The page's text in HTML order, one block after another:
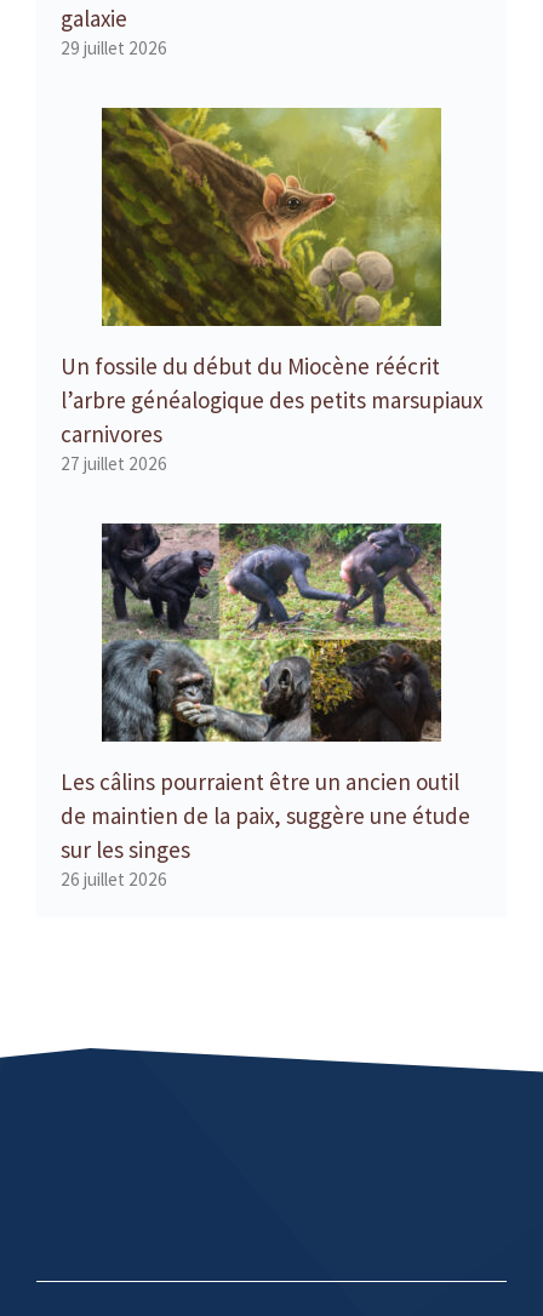
galaxie
29 juillet 2026
Un fossile du début du Miocène réécrit
l’arbre généalogique des petits marsupiaux
carnivores
27 juillet 2026
Les câlins pourraient être un ancien outil
de maintien de la paix, suggère une étude
sur les singes
26 juillet 2026